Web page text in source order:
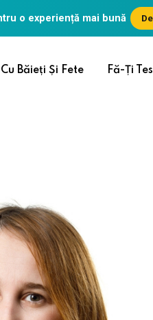
o experiență mai bună
Băieți Și Fete Fă-Ți